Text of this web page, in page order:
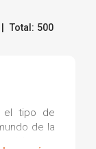
Total: 500
el tipo de
de la